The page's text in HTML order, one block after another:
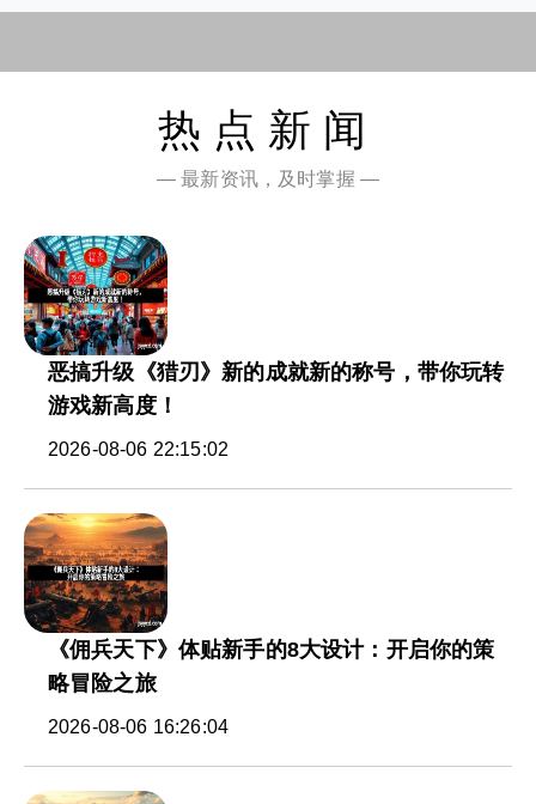
热点新闻
— 最新资讯，及时掌握 —
恶搞升级《猎刃》新的成就新的称号，带你玩转
游戏新高度！
2026-08-06 22:15:02
《佣兵天下》体贴新手的8大设计：开启你的策
略冒险之旅
2026-08-06 16:26:04